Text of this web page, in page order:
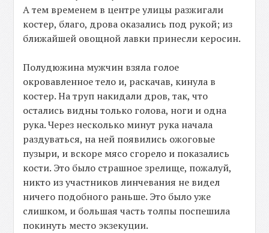
А тем временем в центре улицы разжигали
костер, благо, дрова оказались под рукой; из
ближайшей овощной лавки принесли керосин.
Полудюжина мужчин взяла голое
окровавленное тело и, раскачав, кинула в
костер. На труп накидали дров, так, что
остались видны только голова, ноги и одна
рука. Через несколько минут рука начала
раздуваться, на ней появились ожоговые
пузыри, и вскоре мясо сгорело и показались
кости. Это было страшное зрелище, пожалуй,
никто из участников линчевания не видел
ничего подобного раньше. Это было уже
слишком, и большая часть толпы поспешила
покинуть место экзекуции.